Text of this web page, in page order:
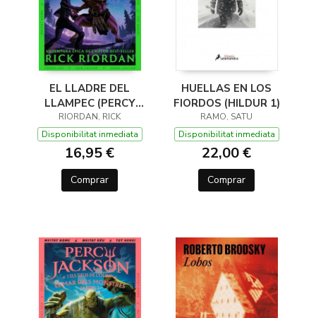
EL LLADRE DEL
LLAMPEC (PERCY
JACKSON I ELS DÉUS
DE L'OLIMP 1)
RIORDAN, RICK
Disponibilitat inmediata
16,95 €
Comprar
HUELLAS EN LOS
FIORDOS (HILDUR 1)
RAMO, SATU
Disponibilitat inmediata
22,00 €
Comprar